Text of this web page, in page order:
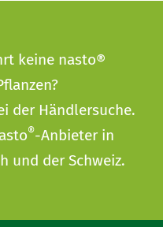
keine nasto®
der Händlersuche.
®-Anbieter in
und der Schweiz.